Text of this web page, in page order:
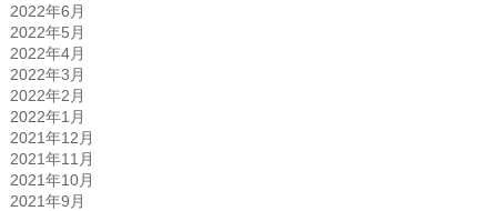
2022年6月
2022年5月
2022年4月
2022年3月
2022年2月
2022年1月
2021年12月
2021年11月
2021年10月
2021年9月